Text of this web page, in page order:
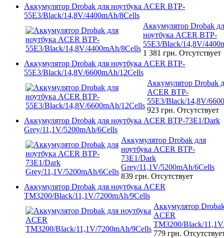
Аккумулятор Drobak для ноутбука ACER BTP-
55E3/Black/14,8V/4400mAh/8Cells
Аккумулятор Drobak
ноутбука ACER BTP-
55E3/Black/14,8V/
1 381 грн. Отсутствует
Аккумулятор Drobak для ноутбука ACER BTP-
55E3/Black/14,8V/6600mAh/12Cells
Аккумулятор Drobak
ACER BTP-
55E3/Black/14,8V/
923 грн. Отсутствует
Аккумулятор Drobak для ноутбука ACER BTP-73E1/Dark
Grey/11,1V/5200mAh/6Cells
Аккумулятор Drobak для
ноутбука ACER BTP-
73E1/Dark
Grey/11,1V/5200mAh/6Cells
839 грн. Отсутствует
Аккумулятор Drobak для ноутбука ACER
TM3200/Black/11,1V/7200mAh/9Cells
Аккумулятор
ACER
TM3200/Black/
779 грн.